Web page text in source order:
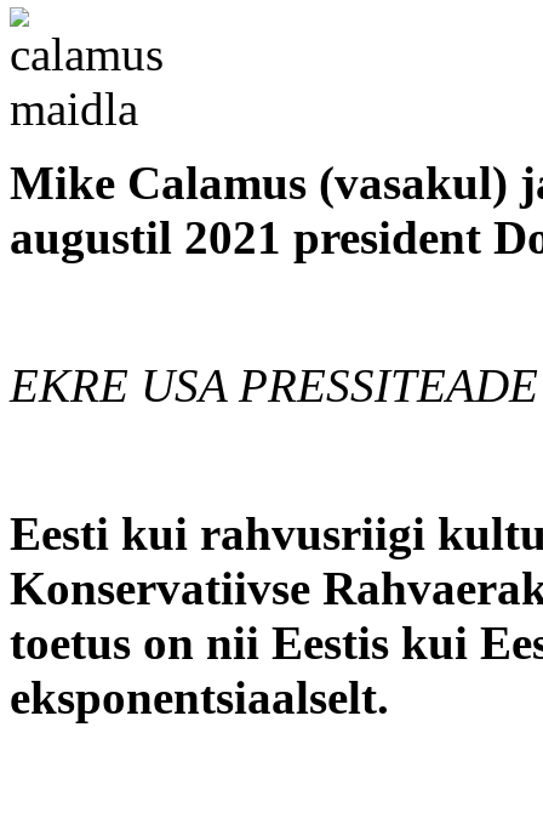
Mike Calamus (vasakul)
augustil 2021 president
EKRE USA PRESSITEADE
Eesti kui rahvusriigi
Konservatiivse
toetus on nii Eestis kui
eksponentsiaalselt.